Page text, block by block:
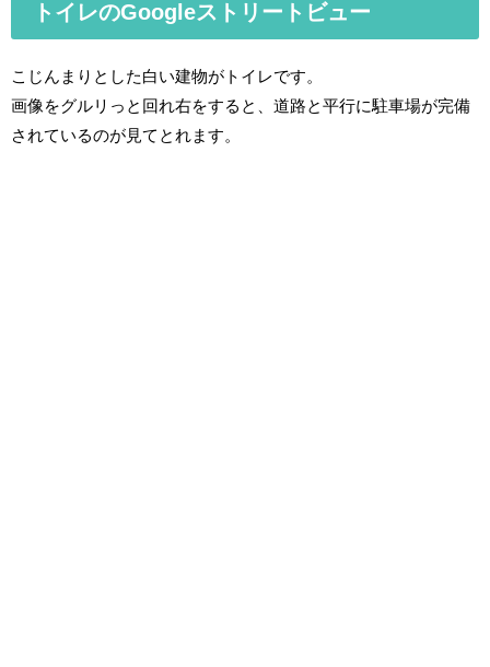
トイレのGoogleストリートビュー
こじんまりとした白い建物がトイレです。
画像をグルリっと回れ右をすると、道路と平行に駐車場が完備
されているのが見てとれます。